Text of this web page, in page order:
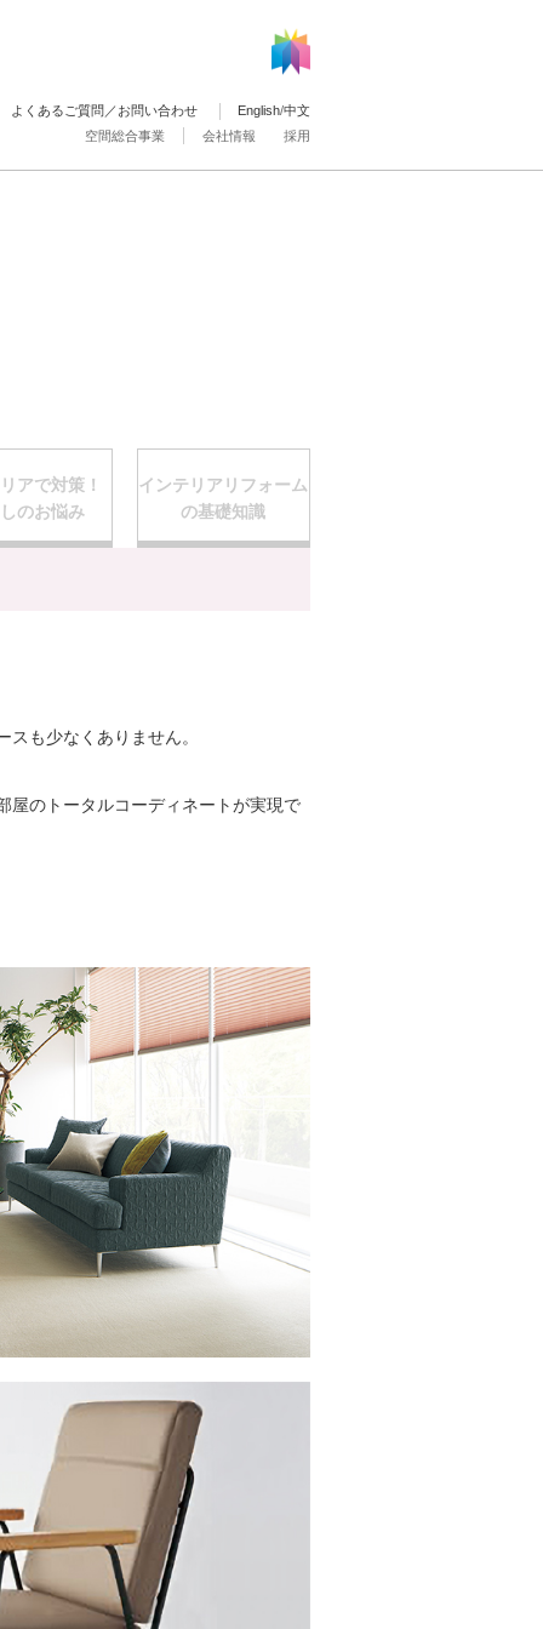
空間総合事業 会社情報 採用
よくあるご質問／お問い合わせ English/中文
アで対策！
のお悩み
インテリアリフォーム
の基礎知識
も少なくありません。
屋のトータルコーディネートが実現で